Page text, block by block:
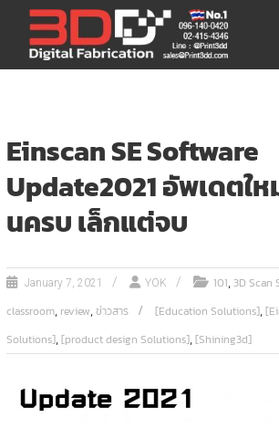
content
3DD DIGITAL FABRICATION
เครื่องพิมพ์3มิติ สแกนเนอร์
เลเซอร์
Einscan SE Software
Update2021 อัพเดตใ
นครบ เล็กแต่จบ
January 7, 2021 YOK 101,3D Scan
classroom, review,ข่าวสาร [Education Solutions],
Solutions],[product design Solutions],[Shining3d]